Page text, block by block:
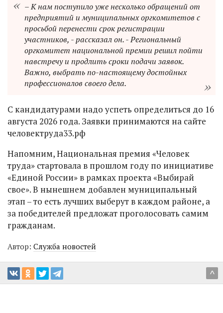
– К нам поступило уже несколько обращений от
предприятий и муниципальных оргкомитетов с
просьбой перенести срок регистрации
участников, - рассказал он. - Региональный
оргкомитет национальной премии решил пойти
навстречу и продлить сроки подачи заявок.
Важно, выбрать по-настоящему достойных
профессионалов своего дела.
С кандидатурами надо успеть определиться до 16
августа 2026 года. Заявки принимаются на сайте
человектруда33.рф
Напомним, Национальная премия «Человек
труда» стартовала в прошлом году по инициативе
«Единой России» в рамках проекта «Выбирай
свое». В нынешнем добавлен муниципальный
этап – то есть лучших выберут в каждом районе, а
за победителей предложат проголосовать самим
гражданам.
Автор: Служба новостей
^